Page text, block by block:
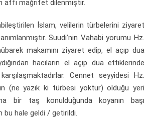
affı mağrifet dilenmiştir.
İslam, velilerin türbelerini ziyaret
Suudi’nin Vahabi yorumu Hz.
makamını ziyaret edip, el açıp dua
hacıların el açıp dua ettiklerinde
Cennet seyyidesi Hz.
(ne yazık ki türbesi yoktur) olduğu yeri
bir taş konulduğunda koyanın başı
bu hale geldi / getirildi.